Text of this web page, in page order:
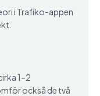
i Trafiko-appen
1–2
också de två